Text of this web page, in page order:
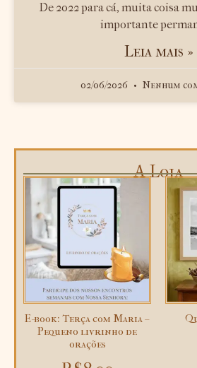
De 2022 para cá, muita coisa
importante
Leia mais »
02/06/2026 Nenhum
A Loja
E-book: Terça com Maria –
Pequeno livrinho de
orações